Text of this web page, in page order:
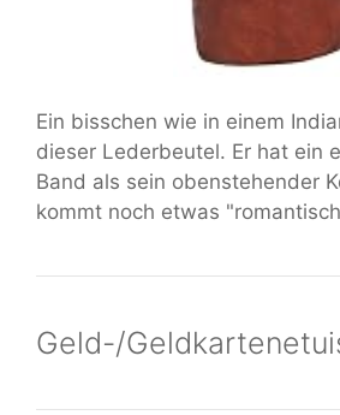
Ein bisschen wie in einem
dieser Lederbeutel. Er hat ein
Band als sein obenstehender
kommt noch etwas
Geld-/